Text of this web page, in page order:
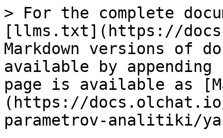
> For the complete
[llms.txt](https://
Markdown versions of
available by
page is available as
(https://
parametrov-analitiki/